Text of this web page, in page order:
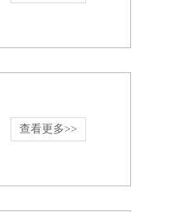
查看更多>>